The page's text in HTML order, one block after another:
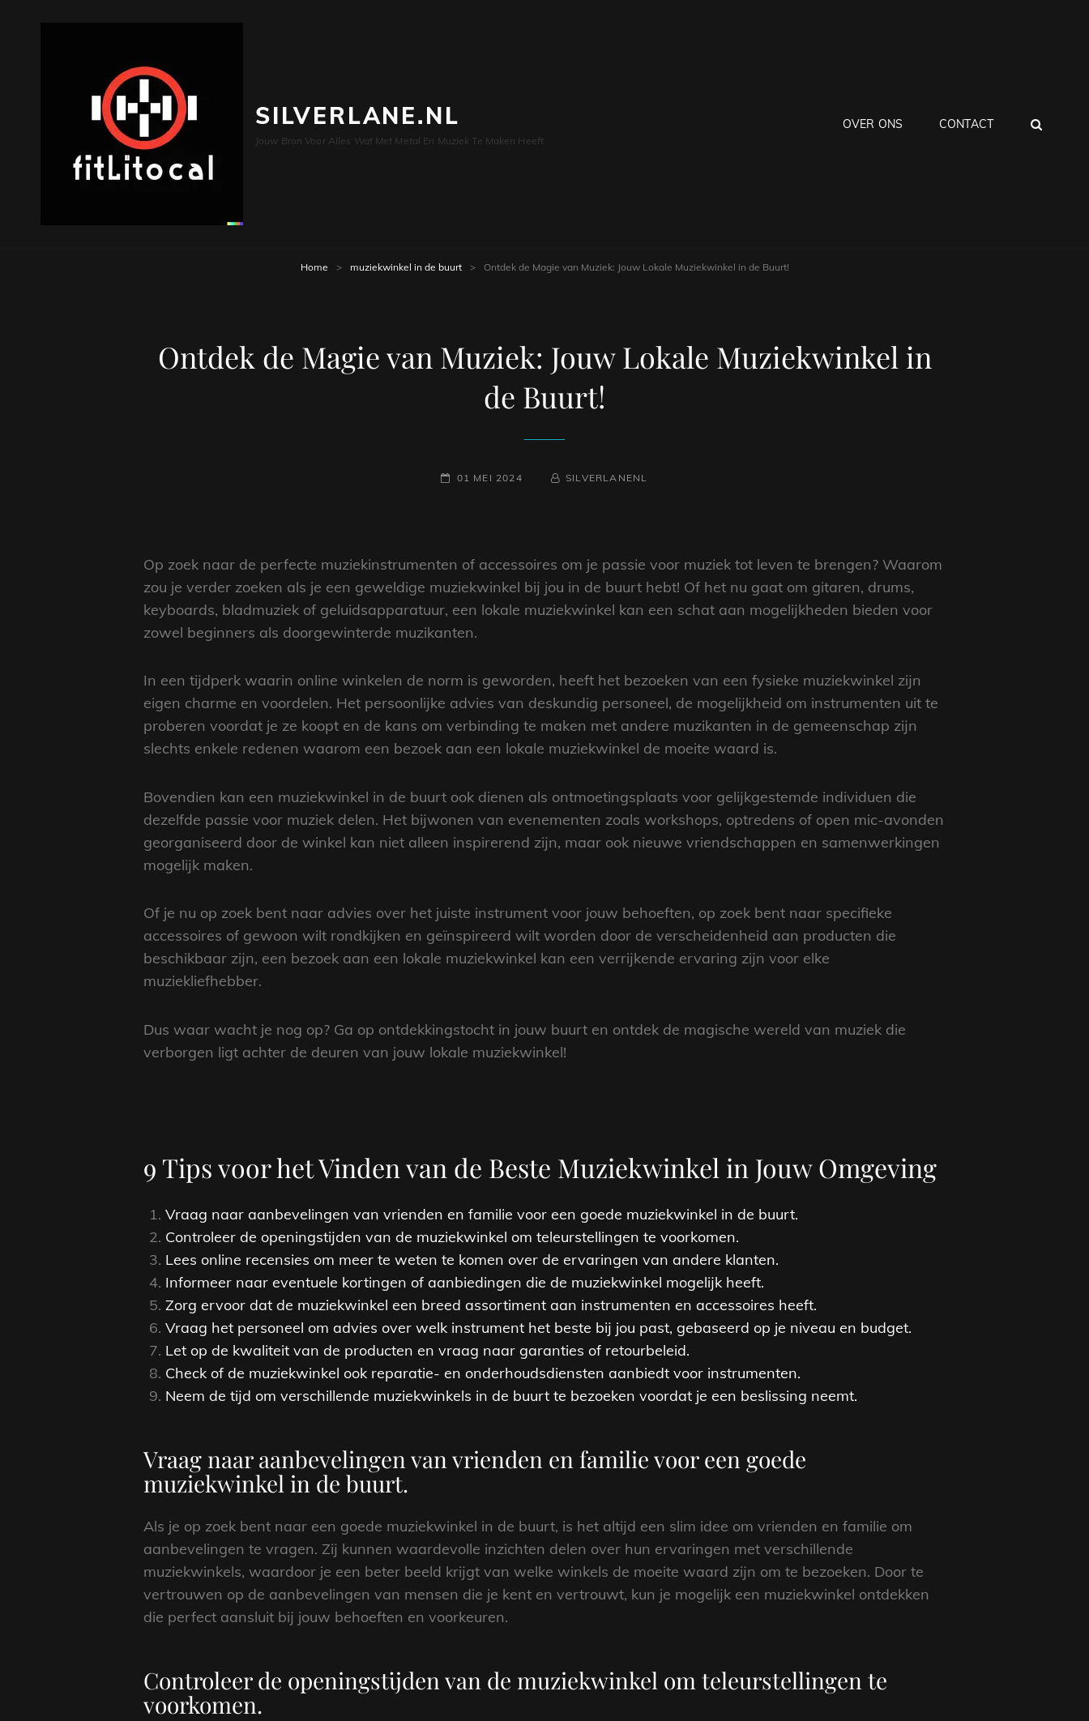
SILVERLANE.NL
Jouw Bron Voor Alles Wat Met Metal En Muziek Te Maken Heeft
OVER ONS CONTACT
Home > muziekwinkel in de buurt > Ontdek de Magie van Muziek: Jouw Lokale Muziekwinkel in de Buurt!
Ontdek de Magie van Muziek: Jouw Lokale Muziekwinkel in
de Buurt!
GEPLAATST
01 MEI 2024 NAAMREGEL
BYLINE
SILVERLANENL
Op zoek naar de perfecte muziekinstrumenten of accessoires om je passie voor muziek tot leven te brengen? Waarom
zou je verder zoeken als je een geweldige muziekwinkel bij jou in de buurt hebt! Of het nu gaat om gitaren, drums,
keyboards, bladmuziek of geluidsapparatuur, een lokale muziekwinkel kan een schat aan mogelijkheden bieden voor
zowel beginners als doorgewinterde muzikanten.
In een tijdperk waarin online winkelen de norm is geworden, heeft het bezoeken van een fysieke muziekwinkel zijn
eigen charme en voordelen. Het persoonlijke advies van deskundig personeel, de mogelijkheid om instrumenten uit te
proberen voordat je ze koopt en de kans om verbinding te maken met andere muzikanten in de gemeenschap zijn
slechts enkele redenen waarom een bezoek aan een lokale muziekwinkel de moeite waard is.
Bovendien kan een muziekwinkel in de buurt ook dienen als ontmoetingsplaats voor gelijkgestemde individuen die
dezelfde passie voor muziek delen. Het bijwonen van evenementen zoals workshops, optredens of open mic-avonden
georganiseerd door de winkel kan niet alleen inspirerend zijn, maar ook nieuwe vriendschappen en samenwerkingen
mogelijk maken.
Of je nu op zoek bent naar advies over het juiste instrument voor jouw behoeften, op zoek bent naar specifieke
accessoires of gewoon wilt rondkijken en geïnspireerd wilt worden door de verscheidenheid aan producten die
beschikbaar zijn, een bezoek aan een lokale muziekwinkel kan een verrijkende ervaring zijn voor elke
muziekliefhebber.
Dus waar wacht je nog op? Ga op ontdekkingstocht in jouw buurt en ontdek de magische wereld van muziek die
verborgen ligt achter de deuren van jouw lokale muziekwinkel!
9 Tips voor het Vinden van de Beste Muziekwinkel in Jouw Omgeving
Vraag naar aanbevelingen van vrienden en familie voor een goede muziekwinkel in de buurt.
Controleer de openingstijden van de muziekwinkel om teleurstellingen te voorkomen.
Lees online recensies om meer te weten te komen over de ervaringen van andere klanten.
Informeer naar eventuele kortingen of aanbiedingen die de muziekwinkel mogelijk heeft.
Zorg ervoor dat de muziekwinkel een breed assortiment aan instrumenten en accessoires heeft.
Vraag het personeel om advies over welk instrument het beste bij jou past, gebaseerd op je niveau en budget.
Let op de kwaliteit van de producten en vraag naar garanties of retourbeleid.
Check of de muziekwinkel ook reparatie- en onderhoudsdiensten aanbiedt voor instrumenten.
Neem de tijd om verschillende muziekwinkels in de buurt te bezoeken voordat je een beslissing neemt.
Vraag naar aanbevelingen van vrienden en familie voor een goede
muziekwinkel in de buurt.
Als je op zoek bent naar een goede muziekwinkel in de buurt, is het altijd een slim idee om vrienden en familie om
aanbevelingen te vragen. Zij kunnen waardevolle inzichten delen over hun ervaringen met verschillende
muziekwinkels, waardoor je een beter beeld krijgt van welke winkels de moeite waard zijn om te bezoeken. Door te
vertrouwen op de aanbevelingen van mensen die je kent en vertrouwt, kun je mogelijk een muziekwinkel ontdekken
die perfect aansluit bij jouw behoeften en voorkeuren.
Controleer de openingstijden van de muziekwinkel om teleurstellingen te
voorkomen.